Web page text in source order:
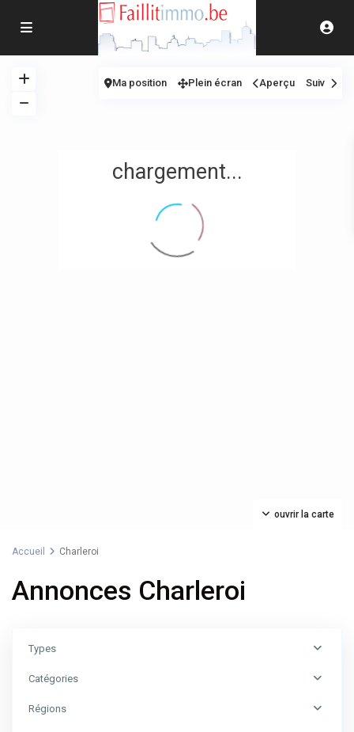
chargement...
ouvrir la carte
Ma position Plein écran Aperçu Suiv
Accueil Charleroi
Annonces Charleroi
Types
Catégories
Régions